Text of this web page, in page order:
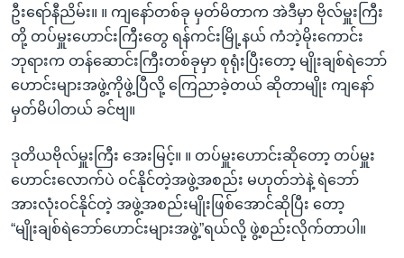
ဦးရော်နီညိမ်း။ ။ ကျနော်တစ်ခု မှတ်မိတာက အဲဒီမှာ ဗိုလ်မှူးကြီး
တို့ တပ်မှူးဟောင်းကြီးတွေ ရန်ကင်းမြို့နယ် ကံဘဲ့မိုးကောင်း
ဘုရားက တန်ဆောင်းကြီးတစ်ခုမှာ စုရုံးပြီးတော့ မျိုးချစ်ရဲဘော်
ဟောင်းများအဖွဲ့ကိုဖွဲ့ပြီလို့ ကြေညာခဲ့တယ် ဆိုတာမျိုး ကျနော်
မှတ်မိပါတယ် ခင်ဗျ။
ဒုတိယဗိုလ်မှူးကြီး အေးမြင့်။ ။ တပ်မှူးဟောင်းဆိုတော့ တပ်မှူး
ဟောင်းလောက်ပဲ ဝင်နိုင်တဲ့အဖွဲ့အစည်း မဟုတ်ဘဲနဲ့ ရဲဘော်
အားလုံးဝင်နိုင်တဲ့ အဖွဲ့အစည်းမျိုးဖြစ်အောင်ဆိုပြီး တော့
“မျိုးချစ်ရဲဘော်ဟောင်းများအဖွဲ့”ရယ်လို့ ဖွဲ့စည်းလိုက်တာပါ။